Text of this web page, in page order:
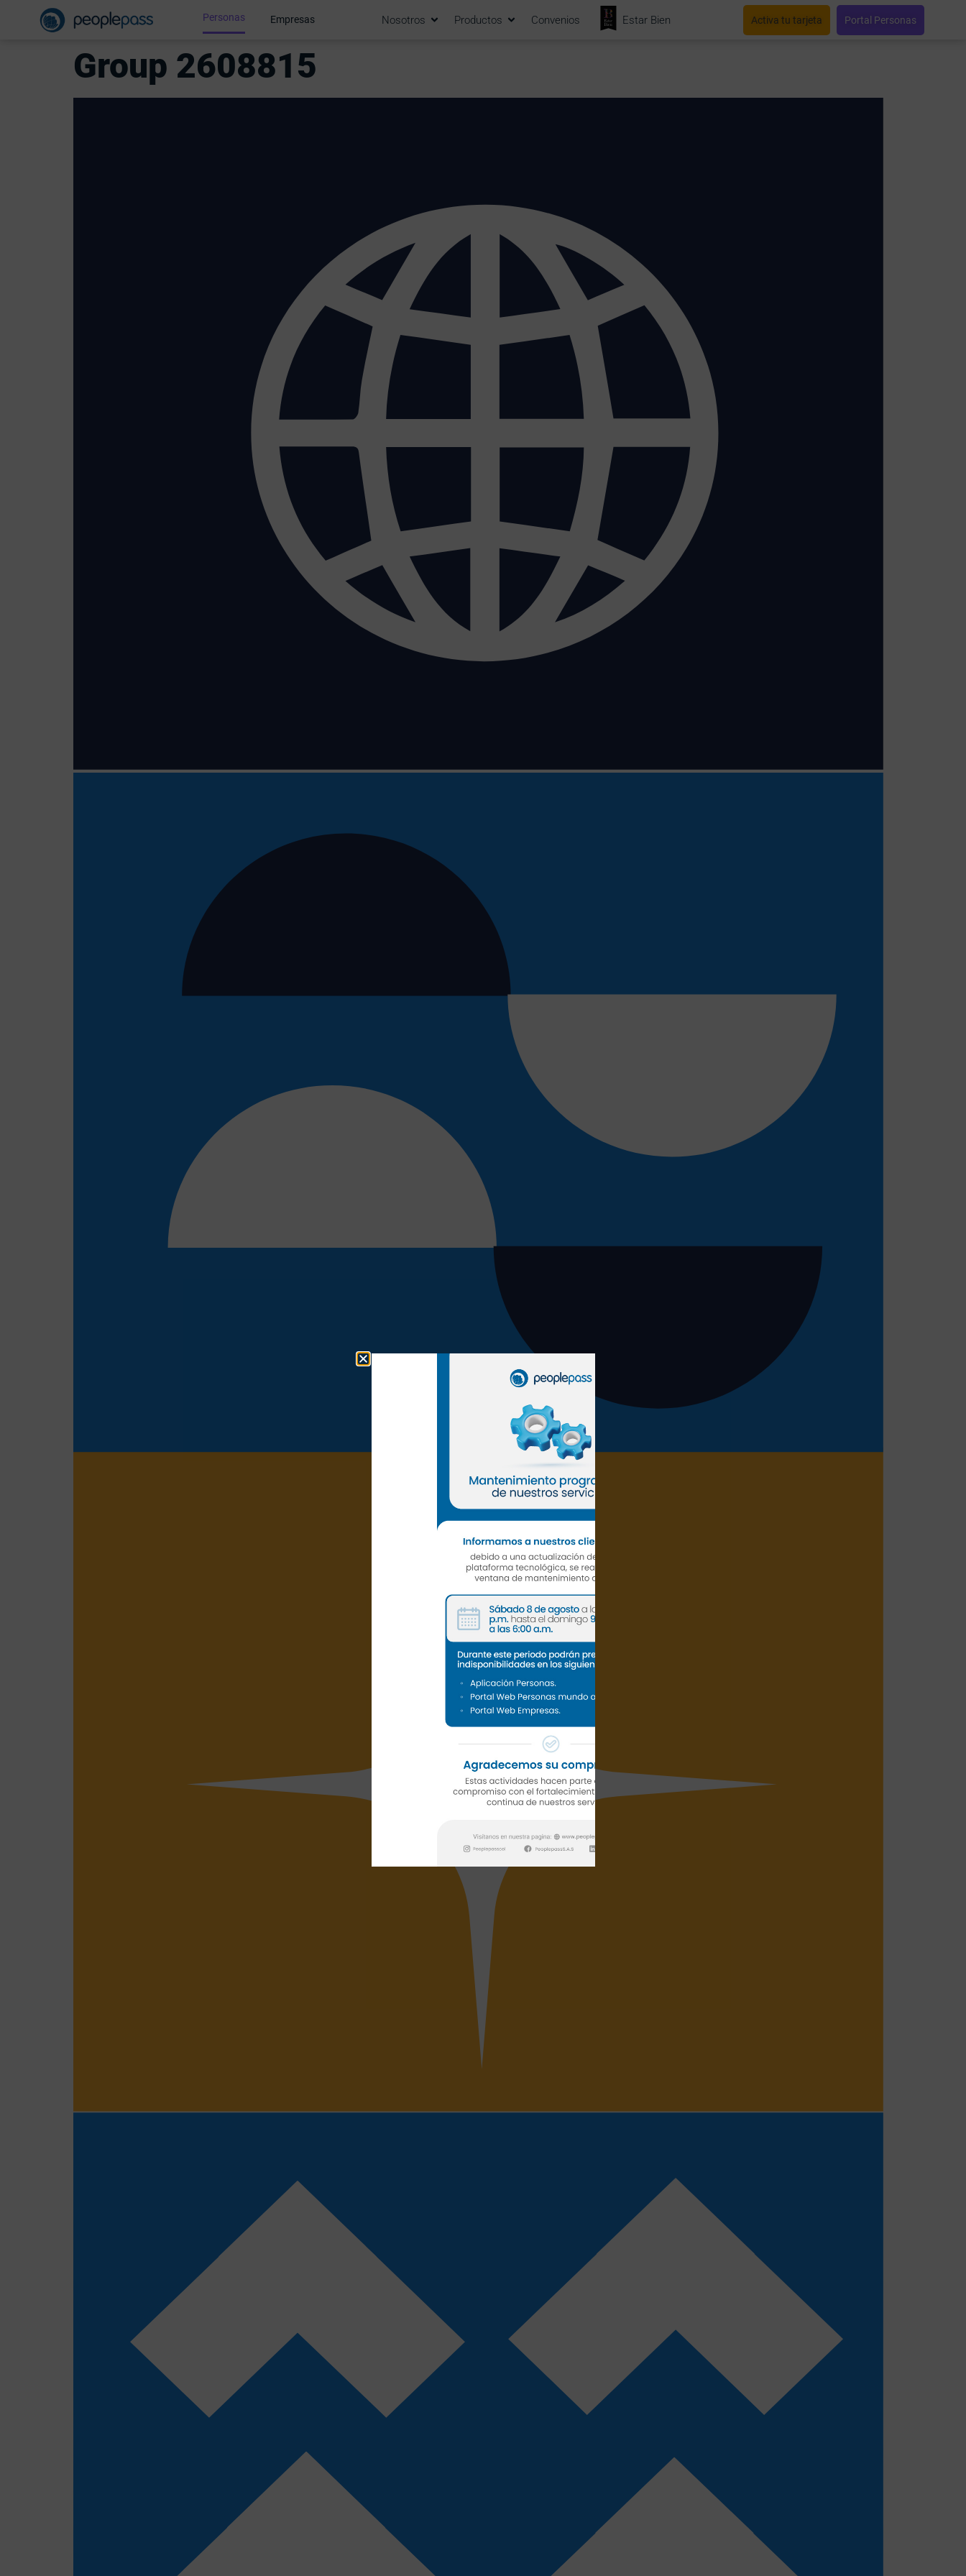
Personas Empresas Nosotros Productos Convenios Estar Bien Activa tu tarjeta Portal Personas
Group 2608815